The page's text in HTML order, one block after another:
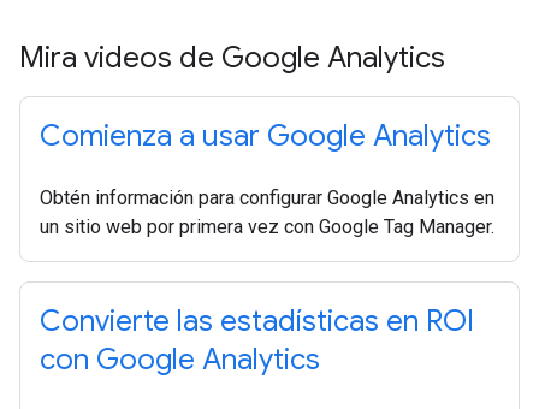
Mira videos de Google Analytics
Comienza a usar Google Analytics
Obtén información para configurar Google Analytics en
un sitio web por primera vez con Google Tag Manager.
Convierte las estadísticas en ROI
con Google Analytics